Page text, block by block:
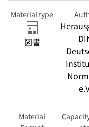
Material type
図書
Material